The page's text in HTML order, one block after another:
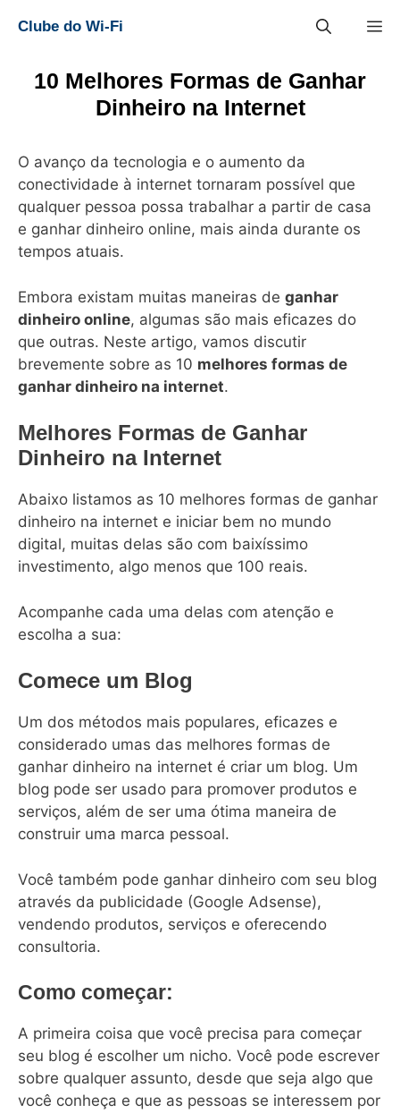
para
conteúdo
Clube do Wi-Fi
10 Melhores Formas de Ganhar
Dinheiro na Internet
O avanço da tecnologia e o aumento da
conectividade à internet tornaram possível que
qualquer pessoa possa trabalhar a partir de casa
e ganhar dinheiro online, mais ainda durante os
tempos atuais.
Embora existam muitas maneiras de ganhar
dinheiro online, algumas são mais eficazes do
que outras. Neste artigo, vamos discutir
brevemente sobre as 10 melhores formas de
ganhar dinheiro na internet.
Melhores Formas de Ganhar
Dinheiro na Internet
Abaixo listamos as 10 melhores formas de ganhar
dinheiro na internet e iniciar bem no mundo
digital, muitas delas são com baixíssimo
investimento, algo menos que 100 reais.
Acompanhe cada uma delas com atenção e
escolha a sua:
Comece um Blog
Um dos métodos mais populares, eficazes e
considerado umas das melhores formas de
ganhar dinheiro na internet é criar um blog. Um
blog pode ser usado para promover produtos e
serviços, além de ser uma ótima maneira de
construir uma marca pessoal.
Você também pode ganhar dinheiro com seu blog
através da publicidade (Google Adsense),
vendendo produtos, serviços e oferecendo
consultoria.
Como começar:
A primeira coisa que você precisa para começar
seu blog é escolher um nicho. Você pode escrever
sobre qualquer assunto, desde que seja algo que
você conheça e que as pessoas se interessem por